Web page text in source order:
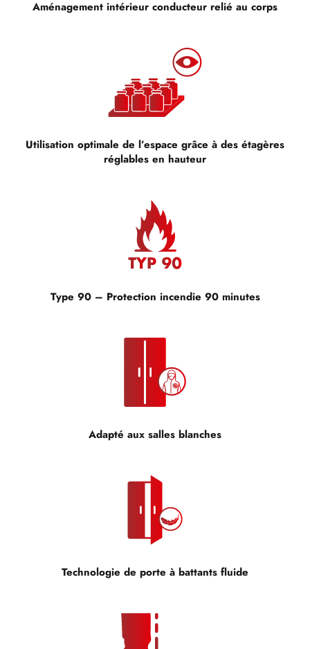
Aménagement intérieur conducteur relié au corps
Utilisation optimale de l’espace grâce à des étagères
réglables en hauteur
Type 90 – Protection incendie 90 minutes
Adapté aux salles blanches
Technologie de porte à battants fluide